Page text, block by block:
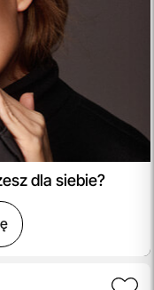
dla siebie?